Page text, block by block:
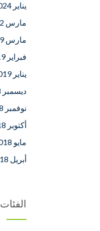
يناير 2024
مارس 2022
مارس 2019
فبراير 2019
يناير 2019
ديسمبر 2018
نوفمبر 2018
أكتوبر 2018
مايو 2018
أبريل 2018
الفئات